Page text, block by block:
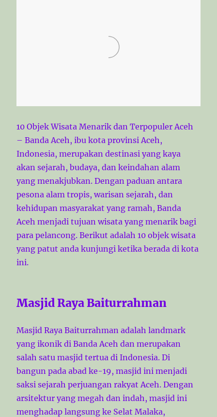
10 Objek Wisata Menarik dan Terpopuler Aceh
– Banda Aceh, ibu kota provinsi Aceh,
Indonesia, merupakan destinasi yang kaya
akan sejarah, budaya, dan keindahan alam
yang menakjubkan. Dengan paduan antara
pesona alam tropis, warisan sejarah, dan
kehidupan masyarakat yang ramah, Banda
Aceh menjadi tujuan wisata yang menarik bagi
para pelancong. Berikut adalah 10 objek wisata
yang patut anda kunjungi ketika berada di kota
ini.
Masjid Raya Baiturrahman
Masjid Raya Baiturrahman adalah landmark
yang ikonik di Banda Aceh dan merupakan
salah satu masjid tertua di Indonesia. Di
bangun pada abad ke-19, masjid ini menjadi
saksi sejarah perjuangan rakyat Aceh. Dengan
arsitektur yang megah dan indah, masjid ini
menghadap langsung ke Selat Malaka,